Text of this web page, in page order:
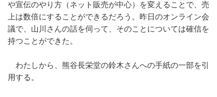
や宣伝のやり方（ネット販売が中心）を変えることで、売
上は数倍にすることができるだろう。昨日のオンライン会
議で、山川さんの話を伺って、そのことについては確信を
持つことができた。
わたしから、熊谷長栄堂の鈴木さんへの手紙の一部を引
用する。